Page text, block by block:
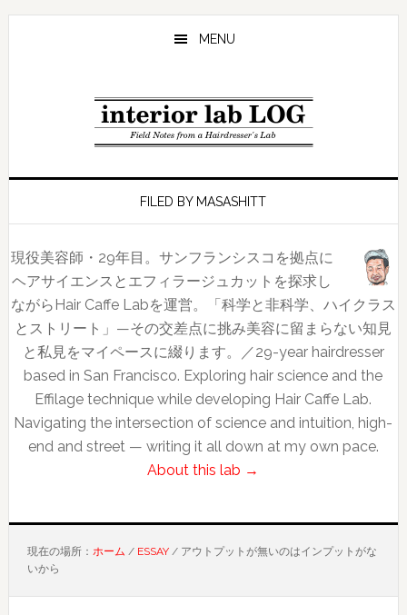
Skip
Skip
Skip
MENU
FILED BY MASASHITT
現役美容師・29年目。サンフランシスコを拠点に
ヘアサイエンスとエフィラージュカットを探求し
ながらHair Caffe Labを運営。「科学と非科学、ハイクラス
とストリート」—その交差点に挑み美容に留まらない知見
と私見をマイペースに綴ります。／29-year hairdresser
based in San Francisco. Exploring hair science and the
Effilage technique while developing Hair Caffe Lab.
Navigating the intersection of science and intuition, high-
end and street — writing it all down at my own pace.
About this lab →
現在の場所： ホーム / ESSAY /アウトプットが無いのはインプットがな
いから